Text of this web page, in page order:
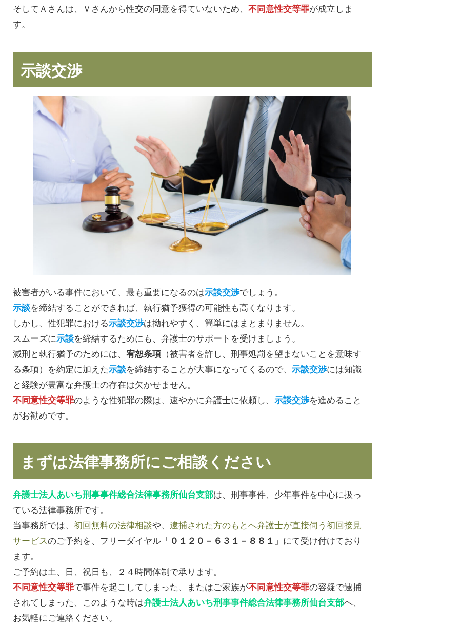
そしてＡさんは、Ｖさんから性交の同意を得ていないため、 不同意性交等罪が成立しま
す。
示談交渉
被害者がいる事件において、最も重要になるのは示談交渉でしょう。
示談を締結することができれば、執行猶予獲得の可能性も高くなります。
しかし、性犯罪における示談交渉は拗れやすく、簡単にはまとまりません。
スムーズに示談を締結するためにも、弁護士のサポートを受けましょう。
減刑と執行猶予のためには、 宥恕条項 （被害者を許し、刑事処罰を望まないことを意味す
る条項）を約定に加えた示談を締結することが大事になってくるので、 示談交渉には知識
と経験が豊富な弁護士の存在は欠かせません。
不同意性交等罪のような性犯罪の際は、速やかに弁護士に依頼し、 示談交渉を進めること
がお勧めです。
まずは法律事務所にご相談ください
弁護士法人あいち刑事事件総合法律事務所仙台支部は、刑事事件、少年事件を中心に扱っ
ている法律事務所です。
当事務所では、 初回無料の法律相談や、 逮捕された方のもとへ弁護士が直接伺う初回接見
サービスのご予約を、フリーダイヤル「 ０１２０－６３１－８８１ 」にて受け付けており
ます。
ご予約は土、日、祝日も、２４時間体制で承ります。
不同意性交等罪で事件を起こしてしまった、またはご家族が不同意性交等罪の容疑で逮捕
されてしまった、このような時は弁護士法人あいち刑事事件総合法律事務所仙台支部へ、
お気軽にご連絡ください。